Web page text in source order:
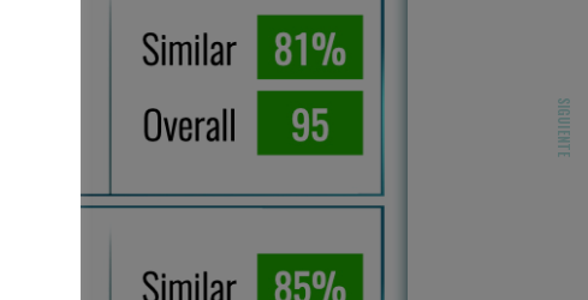
SIGUIENTE